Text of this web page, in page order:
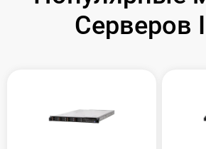
Серверов